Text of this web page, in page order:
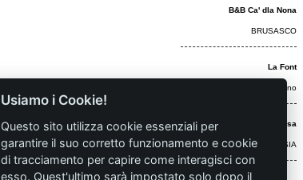
B&B Ca' dla Nona
BRUSASCO
La Font
Castelmagno
Hotel Monterosa
ALAGNA VALSESIA
Usiamo i Cookie!
Questo sito utilizza cookie essenziali per
garantire il suo corretto funzionamento e cookie
di tracciamento per capire come interagisci con
esso. Quest'ultimo sarà impostato solo dopo il